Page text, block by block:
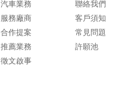
汽車業務
服務廠商
合作提案
推薦業務
徵文啟事
聯絡我們
客戶須知
常見問題
許願池